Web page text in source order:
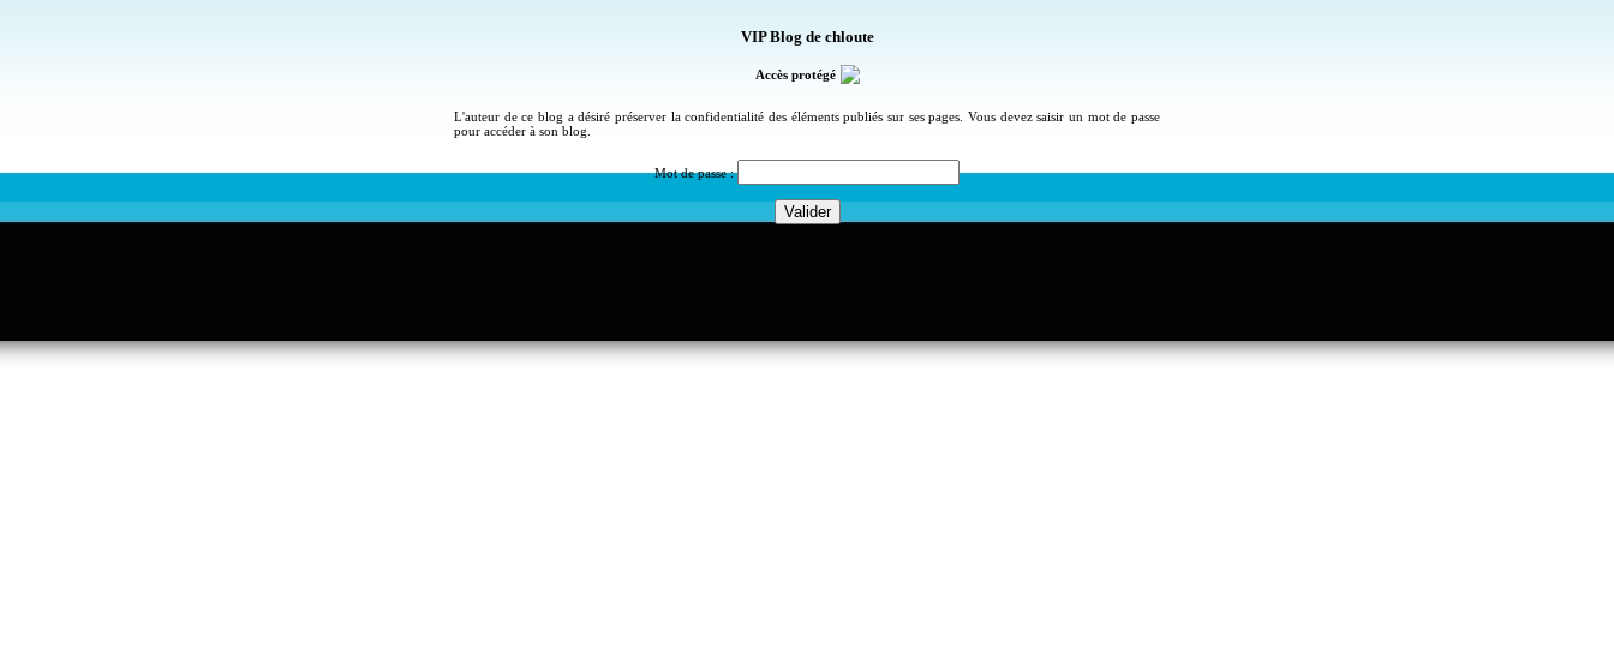
VIP Blog de chloute
Accès protégé
L'auteur de ce blog a désiré préserver la confidentialité des éléments publiés sur ses pages. Vous devez saisir un mot de passe
pour accéder à son blog.
Mot de passe :